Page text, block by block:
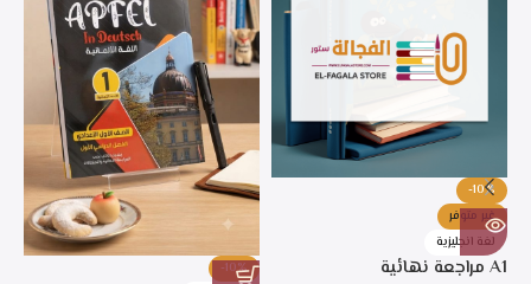
-10%
غير متوفر
لغة انجليزية
A1 مراجعة نهائية
-10%